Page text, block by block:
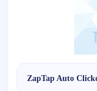
ZapTap Auto